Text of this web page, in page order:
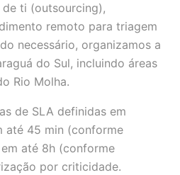
ti (outsourcing),
remoto para triagem
necessário, organizamos a
do Sul, incluindo áreas
Rio Molha.
de SLA definidas em
45 min (conforme
até 8h (conforme
por criticidade.